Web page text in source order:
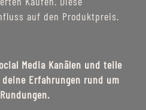
auf den Produktpreis.
Media Kanälen und teile
deine Erfahrungen rund um